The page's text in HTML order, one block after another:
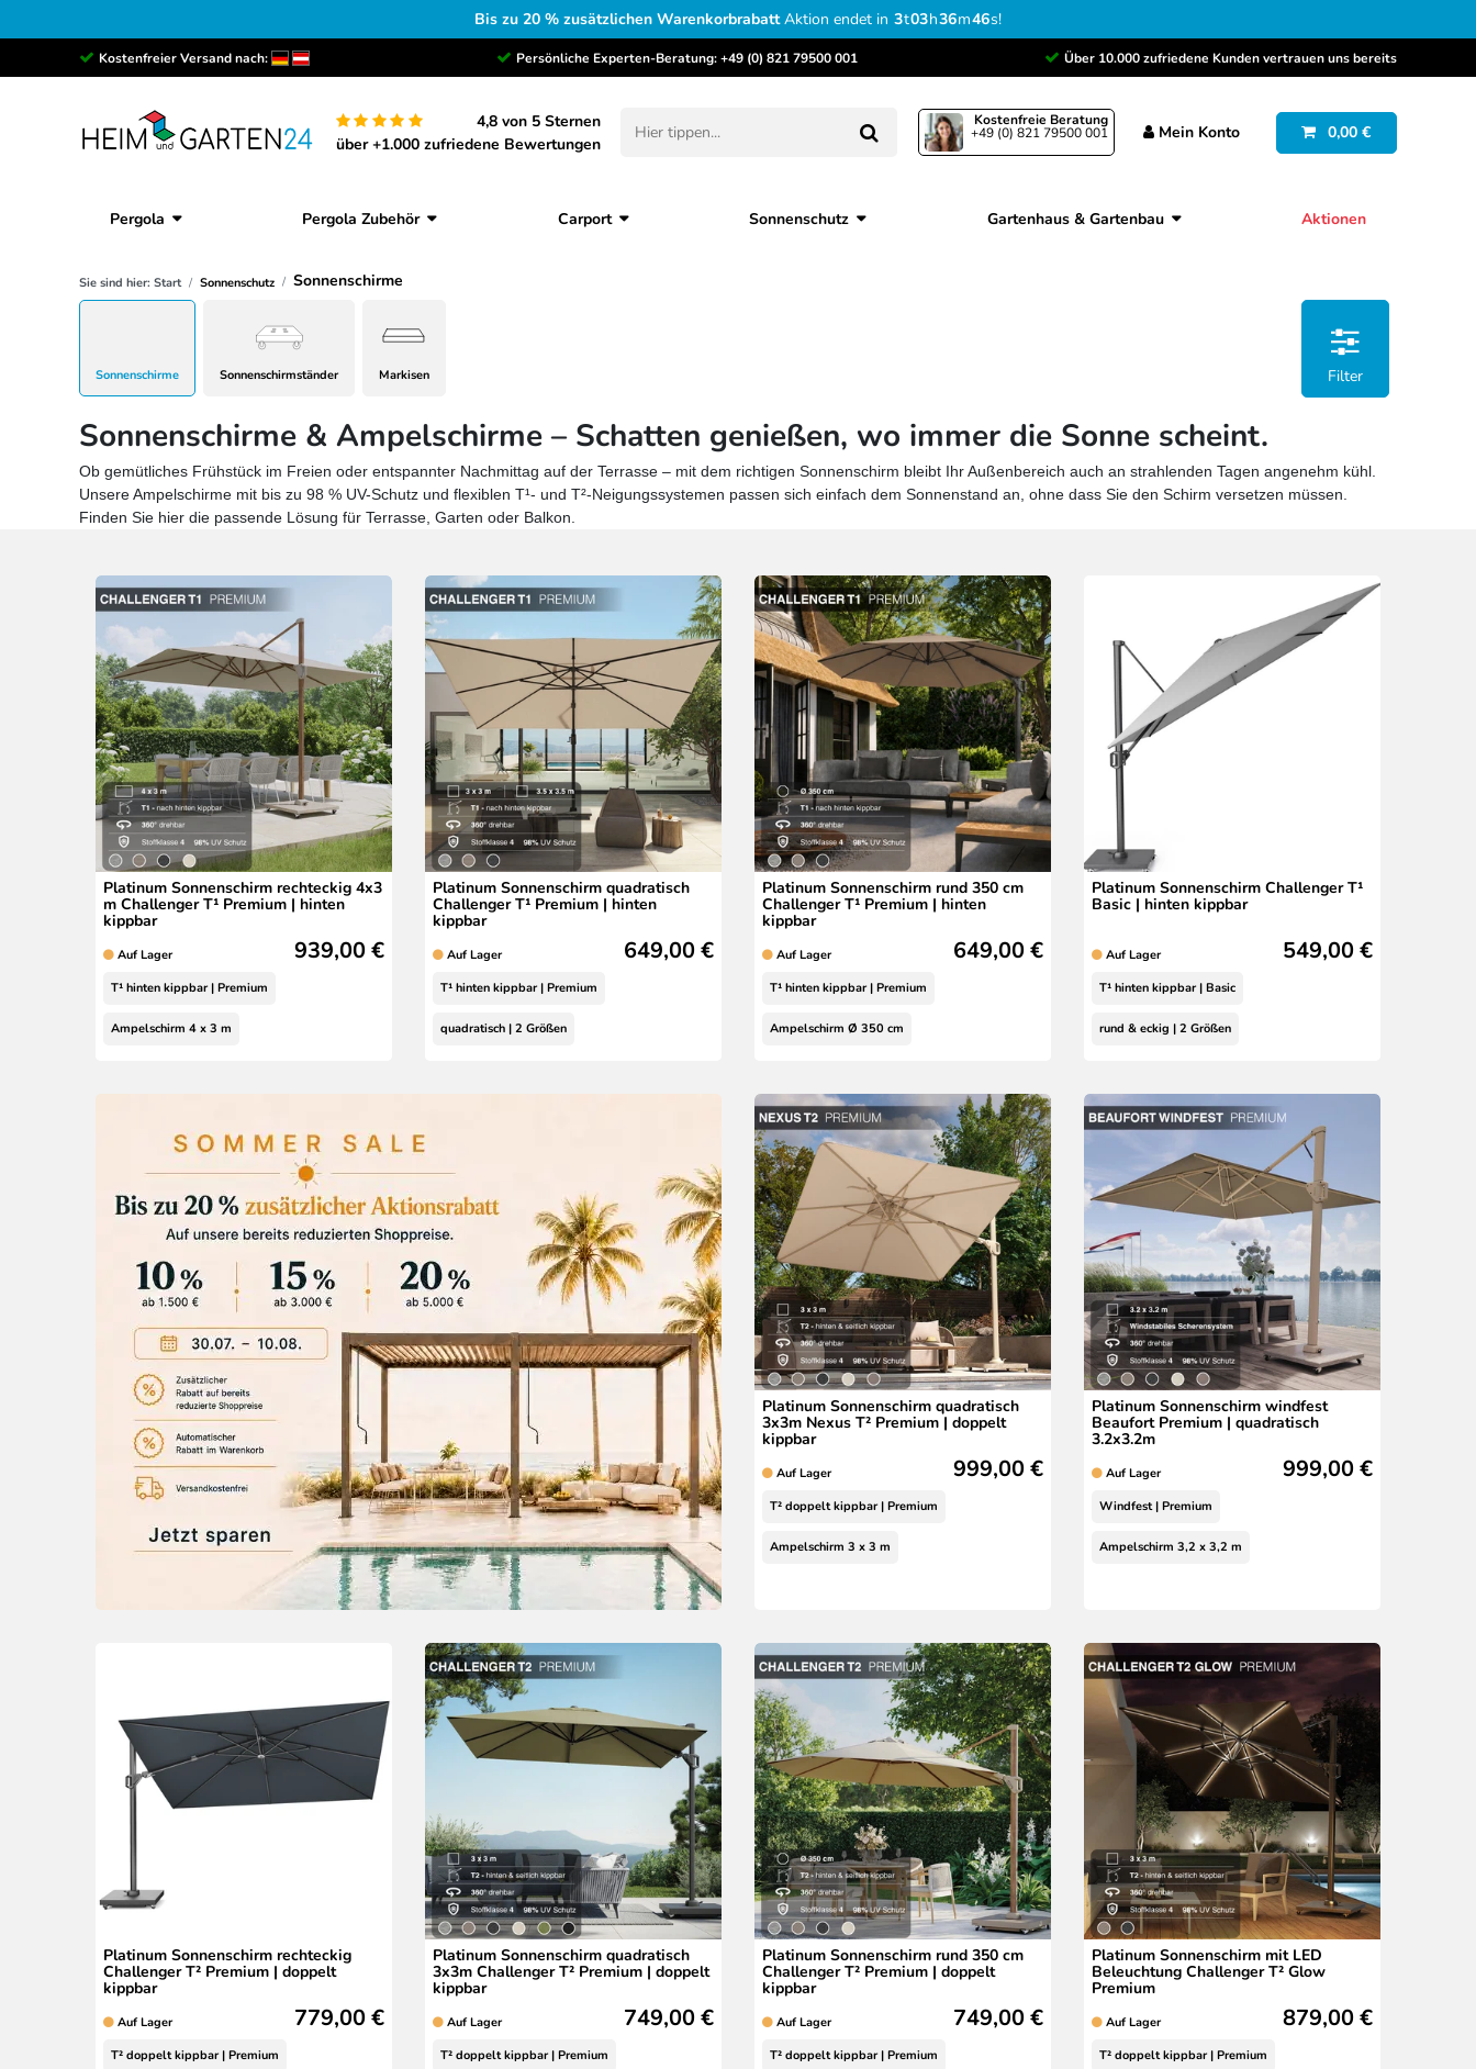
Bis zu 20 % zusätzlichen WarenkorbrabattAktion endet in 3t03h36m44s!
Kostenfreier Versand nach: Persönliche Experten-Beratung:+49 (0) 821 79500 001 Über 10.000 zufriedene Kunden vertrauen uns bereits
4,8 von 5 Sternen
über +1.000 zufriedene Bewertungen
Kostenfreie Beratung
+49 (0) 821 79500 001 Mein Konto 0,00 €
Pergola Pergola Zubehör Carport Sonnenschutz Gartenhaus & Gartenbau Aktionen
Sie sind hier: Start Sonnenschutz Sonnenschirme
Sonnenschirme Sonnenschirmständer Markisen Filter
Sonnenschirme & Ampelschirme – Schatten genießen, wo immer die Sonne scheint.
Ob gemütliches Frühstück im Freien oder entspannter Nachmittag auf der Terrasse – mit dem richtigen Sonnenschirm bleibt Ihr Außenbereich auch an strahlenden Tagen angenehm kühl.
Unsere Ampelschirme mit bis zu 98 % UV-Schutz und flexiblen T¹- und T²-Neigungssystemen passen sich einfach dem Sonnenstand an, ohne dass Sie den Schirm versetzen müssen.
Finden Sie hier die passende Lösung für Terrasse, Garten oder Balkon.
Platinum Sonnenschirm rechteckig 4x3
m Challenger T¹ Premium | hinten
kippbar
Auf Lager 939,00 €
T¹ hinten kippbar | Premium
Ampelschirm 4 x 3 m
Platinum Sonnenschirm quadratisch
Challenger T¹ Premium | hinten
kippbar
Auf Lager 649,00 €
T¹ hinten kippbar | Premium
quadratisch | 2 Größen
Platinum Sonnenschirm rund 350 cm
Challenger T¹ Premium | hinten
kippbar
Auf Lager 649,00 €
T¹ hinten kippbar | Premium
Ampelschirm Ø 350 cm
Platinum Sonnenschirm Challenger T¹
Basic | hinten kippbar
Auf Lager 549,00 €
T¹ hinten kippbar | Basic
rund & eckig | 2 Größen
Platinum Sonnenschirm quadratisch
3x3m Nexus T² Premium | doppelt
kippbar
Auf Lager 999,00 €
T² doppelt kippbar | Premium
Ampelschirm 3 x 3 m
Platinum Sonnenschirm windfest
Beaufort Premium | quadratisch
3.2x3.2m
Auf Lager 999,00 €
Windfest | Premium
Ampelschirm 3,2 x 3,2 m
Platinum Sonnenschirm rechteckig
Challenger T² Premium | doppelt
kippbar
Auf Lager 779,00 €
T² doppelt kippbar | Premium
Platinum Sonnenschirm quadratisch
3x3m Challenger T² Premium | doppelt
kippbar
Auf Lager 749,00 €
T² doppelt kippbar | Premium
Platinum Sonnenschirm rund 350 cm
Challenger T² Premium | doppelt
kippbar
Auf Lager 749,00 €
T² doppelt kippbar | Premium
Platinum Sonnenschirm mit LED
Beleuchtung Challenger T² Glow
Premium
Auf Lager 879,00 €
T² doppelt kippbar | Premium